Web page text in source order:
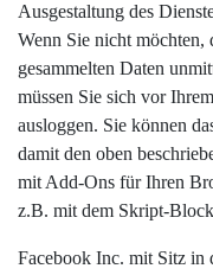
Ausgestaltung des
Wenn Sie nicht möchten,
gesammelten Daten
müssen Sie sich vor
ausloggen. Sie können
damit den oben
mit Add-Ons für Ihren
z.B. mit dem Skript-
Facebook Inc. mit Sitz in